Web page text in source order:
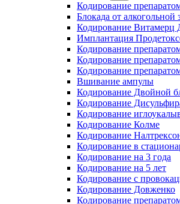
Кодирование
Блокада от алкогольной
Кодирование Витамерц
Имплантация
Кодирование
Кодирование
Кодирование
Вшивание ампулы
Кодирование Двойной
Кодирование
Кодирование
Кодирование Колме
Кодирование
Кодирование в
Кодирование на 3 года
Кодирование на 5 лет
Кодирование с
Кодирование Довженко
Кодирование